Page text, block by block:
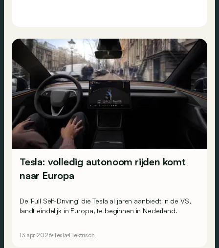
Tesla: volledig autonoom rijden komt
naar Europa
De 'Full Self-Driving' die Tesla al jaren aanbiedt in de VS,
landt eindelijk in Europa, te beginnen in Nederland.
13 apr 2026 Tesla Elektrisch